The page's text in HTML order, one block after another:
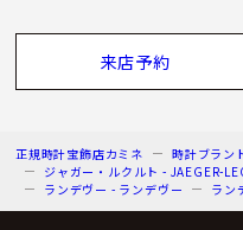
来店予約
正規時計宝飾店カミネ
時計ブラン
ジャガー・ルクルト - JAEGER-
ランデヴー - ランデヴー
ラン